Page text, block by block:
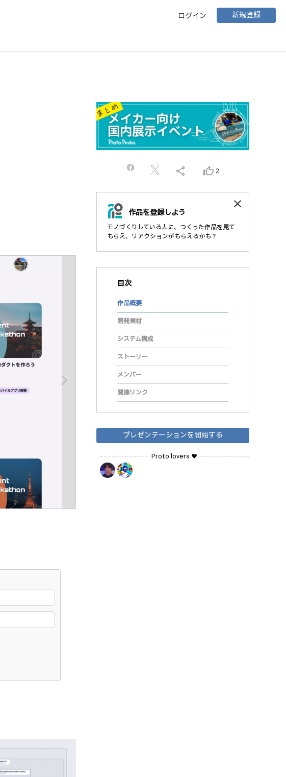
ログイン 新規登録
arrow_forward_ios
share thumb_up_alt 2
作品を登録しよう
モノづくりしている人に、つくった作品を見て
もらえ、リアクションがもらえるかも？
close
目次
作品概要
開発素材
システム構成
ストーリー
メンバー
関連リンク
プレゼンテーションを開始する
Proto lovers ♥